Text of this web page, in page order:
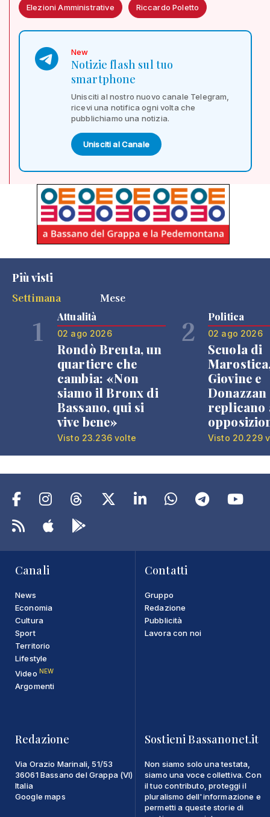
Elezioni Amministrative Riccardo Poletto
New
Notizie flash sul tuo
smartphone
Unisciti al nostro nuovo canale Telegram,
ricevi una notifica ogni volta che
pubblichiamo una notizia.
Unisciti al Canale
Più visti
Settimana
Mese
1 Attualità
02 ago 2026
Rondò Brenta, un
quartiere che
cambia: «Non
siamo il Bronx di
Bassano, qui si
vive bene»
Visto 23.236 volte
2 Politica
02 ago 2026
Scuola di
Giovine e
Donazzan
replicano
Visto 20.229
Canali
News
Economia
Cultura
Sport
Territorio
Lifestyle
Video NEW
Argomenti
Contatti
Gruppo
Redazione
Pubblicità
Lavora con noi
Redazione
Via Orazio Marinali, 51/53
36061 Bassano del Grappa (VI)
Italia
Google maps
Sostieni Bassanonet.it
Non siamo solo una testata,
siamo una voce collettiva. Con
il tuo contributo, proteggi il
pluralismo dell'informazione e
permetti a queste storie di